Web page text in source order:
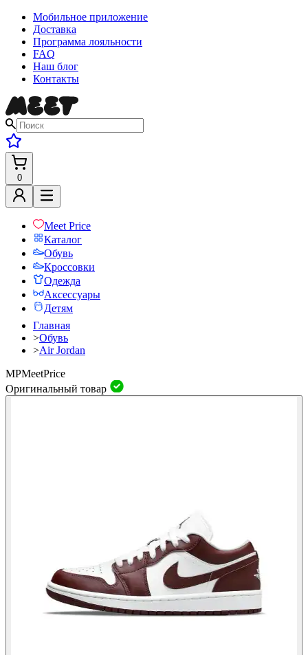
Мобильное приложение
Доставка
Программа лояльности
FAQ
Наш блог
Контакты
0
Meet Price
Каталог
Обувь
Кроссовки
Одежда
Аксессуары
Детям
Главная
>Обувь
>Air Jordan
MPMeetPrice
Оригинальный товар